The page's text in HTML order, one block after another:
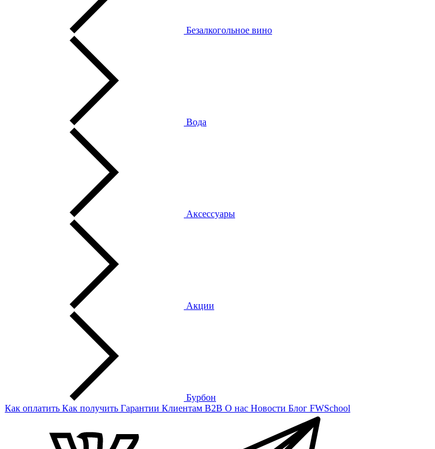
Безалкогольное вино
Вода
Аксессуары
Акции
Бурбон
Как оплатить Как получить Гарантии Клиентам B2B О нас Новости Блог FWSchool